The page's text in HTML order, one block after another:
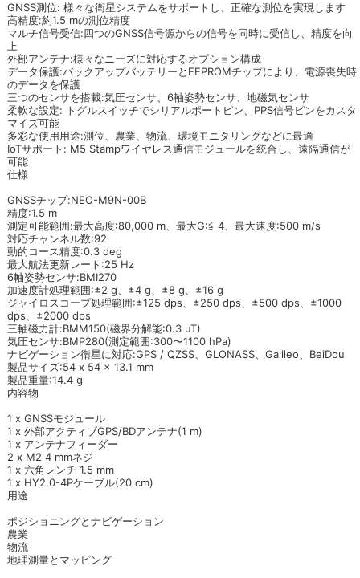
GNSS測位: 様々な衛星システムをサポートし、正確な測位を実現します
高精度:約1.5 mの測位精度
マルチ信号受信:四つのGNSS信号源からの信号を同時に受信し、精度を向
上
外部アンテナ:様々なニーズに対応するオプション構成
データ保護:バックアップバッテリーとEEPROMチップにより、電源喪失時
のデータを保護
三つのセンサを搭載:気圧センサ、6軸姿勢センサ、地磁気センサ
柔軟な設定: トグルスイッチでシリアルポートピン、PPS信号ピンをカスタ
マイズ可能
多彩な使用用途:測位、農業、物流、環境モニタリングなどに最適
IoTサポート: M5 Stampワイヤレス通信モジュールを統合し、遠隔通信が
可能
仕様
GNSSチップ:NEO-M9N-00B
精度:1.5 m
測定可能範囲:最大高度:80,000 m、最大G:≦ 4、最大速度:500 m/s
対応チャンネル数:92
動的コース精度:0.3 deg
最大航法更新レート:25 Hz
6軸姿勢センサ:BMI270
加速度計処理範囲:±2 g、±4 g、±8 g、±16 g
ジャイロスコープ処理範囲:±125 dps、±250 dps、±500 dps、±1000
dps、±2000 dps
三軸磁力計:BMM150(磁界分解能:0.3 uT)
気圧センサ:BMP280(測定範囲:300〜1100 hPa)
ナビゲーション衛星に対応:GPS / QZSS、GLONASS、Galileo、BeiDou
製品サイズ:54 x 54 x 13.1 mm
製品重量:14.4 g
内容物
1 x GNSSモジュール
1 x 外部アクティブGPS/BDアンテナ(1 m)
1 x アンテナフィーダー
2 x M2 4 mmネジ
1 x 六角レンチ 1.5 mm
1 x HY2.0-4Pケーブル(20 cm)
用途
ポジショニングとナビゲーション
農業
物流
地理測量とマッピング